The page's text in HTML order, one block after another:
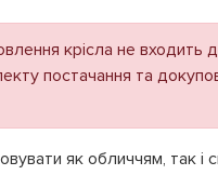
крісла не входить
постачання та
як обличчям, так і